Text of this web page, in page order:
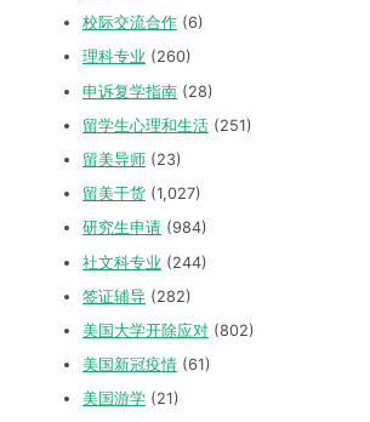
校际交流合作 (6)
理科专业 (260)
申诉复学指南 (28)
留学生心理和生活 (251)
留美导师 (23)
留美干货 (1,027)
研究生申请 (984)
社文科专业 (244)
签证辅导 (282)
美国大学开除应对 (802)
美国新冠疫情 (61)
美国游学 (21)